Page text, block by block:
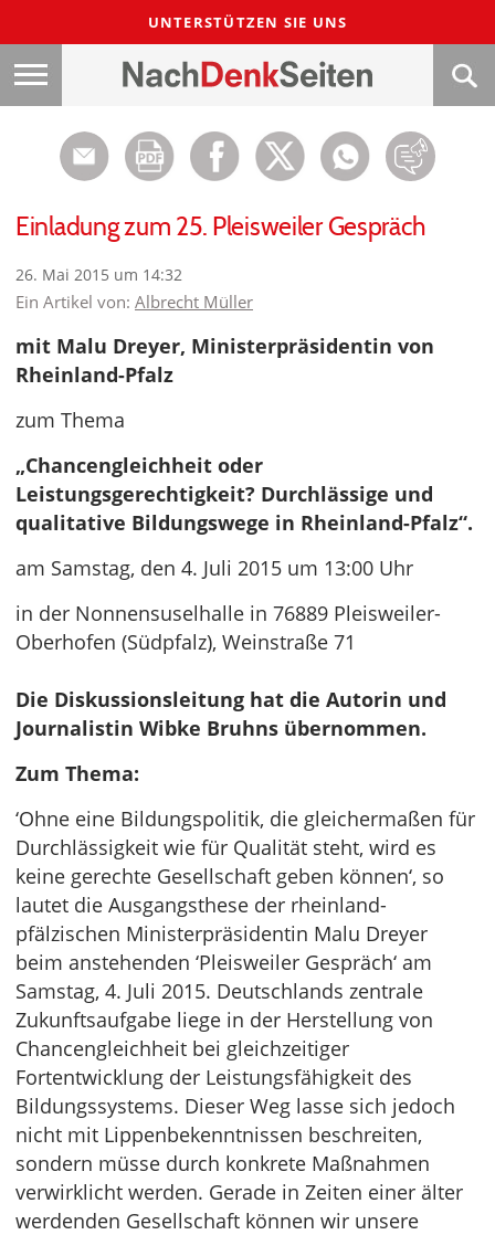
UNTERSTÜTZEN SIE UNS
Einladung zum 25. Pleisweiler Gespräch
26. Mai 2015 um 14:32
Ein Artikel von: Albrecht Müller
mit Malu Dreyer, Ministerpräsidentin von
Rheinland-Pfalz
zum Thema
„Chancengleichheit oder
Leistungsgerechtigkeit? Durchlässige und
qualitative Bildungswege in Rheinland-Pfalz“.
am Samstag, den 4. Juli 2015 um 13:00 Uhr
in der Nonnensuselhalle in 76889 Pleisweiler-
Oberhofen (Südpfalz), Weinstraße 71
Die Diskussionsleitung hat die Autorin und
Journalistin Wibke Bruhns übernommen.
Zum Thema:
‘Ohne eine Bildungspolitik, die gleichermaßen für
Durchlässigkeit wie für Qualität steht, wird es
keine gerechte Gesellschaft geben können‘, so
lautet die Ausgangsthese der rheinland-
pfälzischen Ministerpräsidentin Malu Dreyer
beim anstehenden ‘Pleisweiler Gespräch‘ am
Samstag, 4. Juli 2015. Deutschlands zentrale
Zukunftsaufgabe liege in der Herstellung von
Chancengleichheit bei gleichzeitiger
Fortentwicklung der Leistungsfähigkeit des
Bildungssystems. Dieser Weg lasse sich jedoch
nicht mit Lippenbekenntnissen beschreiten,
sondern müsse durch konkrete Maßnahmen
verwirklicht werden. Gerade in Zeiten einer älter
werdenden Gesellschaft können wir unsere